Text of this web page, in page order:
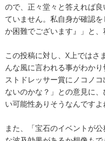
ので、正々堂々と答えれば
ていません。私自身が確認
か困難でございます』」と、
この投稿に対し、X上ではさ
んな風に言われる事がわか
ストドレッサー賞にノコノ
ないのかな？」との意見に
い可能性ありそうなんですよ
また、「宝石のイベントが